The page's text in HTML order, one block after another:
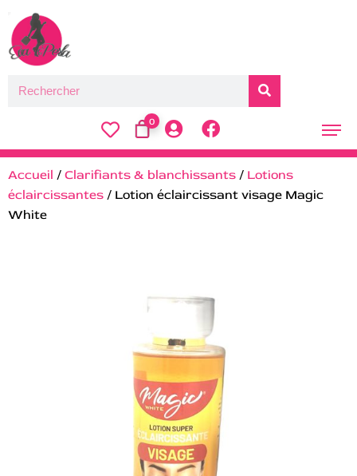
0
Accueil / Clarifiants & blanchissants / Lotions
éclaircissantes / Lotion éclaircissant visage Magic
White